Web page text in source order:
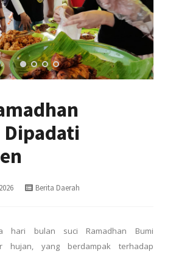
Berita Daerah
hari bulan suci Ramadhan Bumi
hujan, yang berdampak terhadap